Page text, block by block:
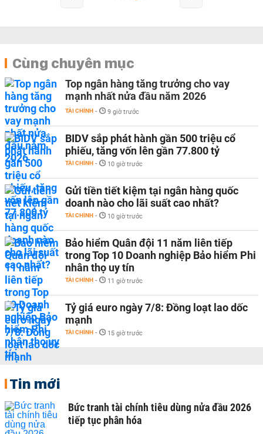
Cùng chuyên mục
Top ngân hàng tăng trưởng cho vay
mạnh nhất nửa đầu năm 2026
TÀI CHÍNH - 9 giờ trước
BIDV sắp phát hành gần 500 triệu cổ
phiếu, tăng vốn lên gần 77.800 tỷ
TÀI CHÍNH - 10 giờ trước
Gửi tiền tiết kiệm tại ngân hàng quốc
doanh nào cho lãi suất cao nhất?
TÀI CHÍNH - 10 giờ trước
Bảo hiểm Quân đội 11 năm liên tiếp
trong Top 10 Doanh nghiệp Bảo hiểm Phi
nhân thọ uy tín
TÀI CHÍNH - 11 giờ trước
Tỷ giá euro ngày 7/8: Đồng loạt lao dốc
mạnh
TÀI CHÍNH - 15 giờ trước
Tin mới
Bức tranh tài chính tiêu dùng nửa đầu 2026
tiếp tục phân hóa